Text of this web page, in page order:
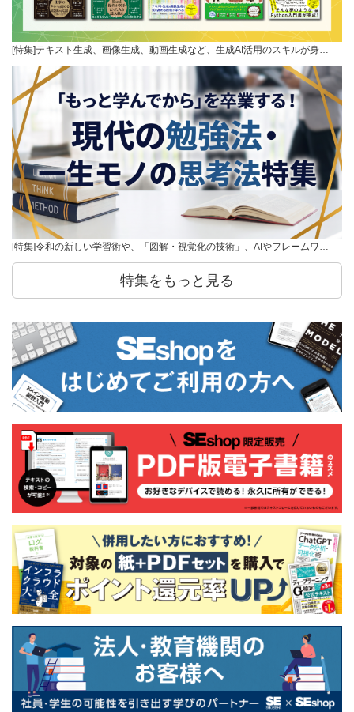
[特集]テキスト生成、画像生成、動画生成など、生成AI活用のスキルが身…
[特集]令和の新しい学習術や、「図解・視覚化の技術」、AIやフレームワ…
特集をもっと見る